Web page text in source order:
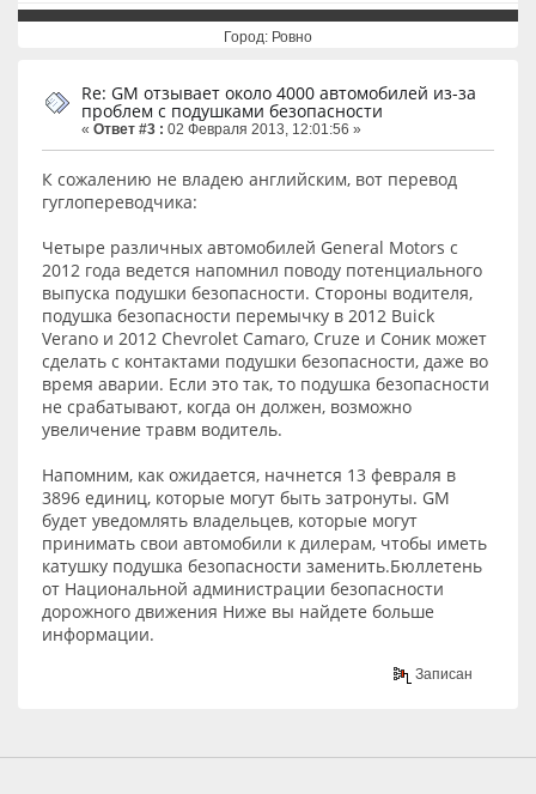
Город: Ровно
Re: GM отзывает около 4000 автомобилей из-за
проблем с подушками безопасности
« Ответ #3 : 02 Февраля 2013, 12:01:56 »
К сожалению не владею английским, вот перевод
гуглопереводчика:
Четыре различных автомобилей General Motors с
2012 года ведется напомнил поводу потенциального
выпуска подушки безопасности. Стороны водителя,
подушка безопасности перемычку в 2012 Buick
Verano и 2012 Chevrolet Camaro, Cruze и Соник может
сделать с контактами подушки безопасности, даже во
время аварии. Если это так, то подушка безопасности
не срабатывают, когда он должен, возможно
увеличение травм водитель.
Напомним, как ожидается, начнется 13 февраля в
3896 единиц, которые могут быть затронуты. GM
будет уведомлять владельцев, которые могут
принимать свои автомобили к дилерам, чтобы иметь
катушку подушка безопасности заменить.Бюллетень
от Национальной администрации безопасности
дорожного движения Ниже вы найдете больше
информации.
Записан